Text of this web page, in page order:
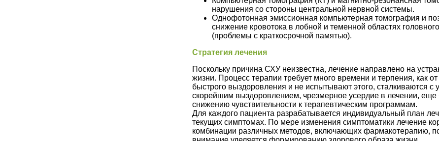
нарушения со стороны центральной нервной системы.
Однофотонная эмиссионная компьютерная томография и
снижение кровотока в лобной и теменной областях
(проблемы с краткосрочной памятью).
Стратегия лечения
Поскольку причина СХУ неизвестна, лечение направлено на
жизни. Процесс терапии требует много времени и терпения, как
быстрого выздоровления и не испытывают этого, сталкиваются
скорейшим выздоровлением, чрезмерное усердие в лечении,
снижению чувствительности к терапевтическим программам.
Для каждого пациента разрабатывается индивидуальный план
текущих симптомах. По мере изменения симптоматики лечение
комбинации различных методов, включающих фармакотерапию,